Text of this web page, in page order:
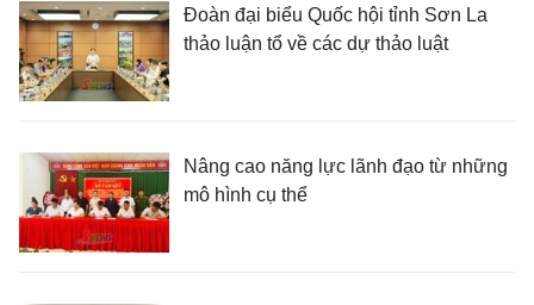
Đoàn đại biểu Quốc hội tỉnh Sơn La
thảo luận tổ về các dự thảo luật
Nâng cao năng lực lãnh đạo từ những
mô hình cụ thể